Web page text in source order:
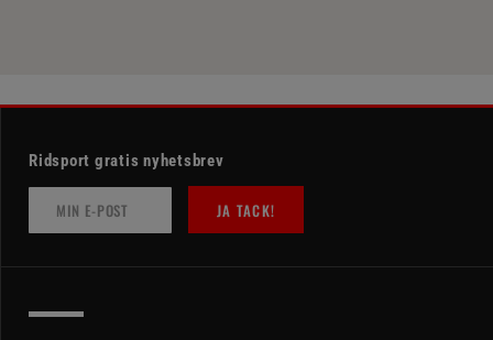
Ridsport gratis nyhetsbrev
JA TACK!